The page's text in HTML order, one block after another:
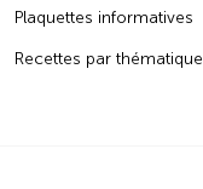
Plaquettes informatives
Recettes par thématique